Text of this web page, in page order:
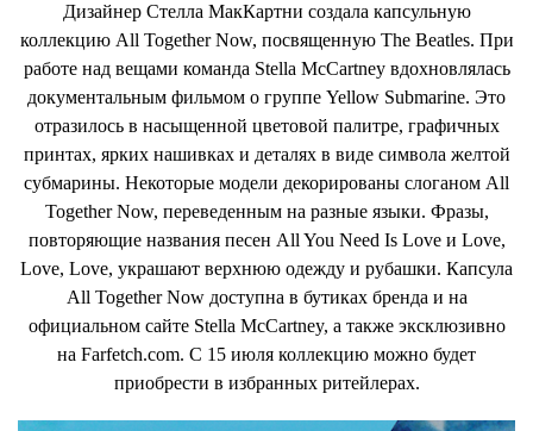
Дизайнер Стелла МакКартни создала капсульную
коллекцию All Together Now, посвященную The Beatles. При
работе над вещами команда Stella McCartney вдохновлялась
документальным фильмом о группе Yellow Submarine. Это
отразилось в насыщенной цветовой палитре, графичных
принтах, ярких нашивках и деталях в виде символа желтой
субмарины. Некоторые модели декорированы слоганом All
Together Now, переведенным на разные языки. Фразы,
повторяющие названия песен All You Need Is Love и Love,
Love, Love, украшают верхнюю одежду и рубашки. Капсула
All Together Now доступна в бутиках бренда и на
официальном сайте Stella McCartney, а также эксклюзивно
на Farfetch.com. С 15 июля коллекцию можно будет
приобрести в избранных ритейлерах.